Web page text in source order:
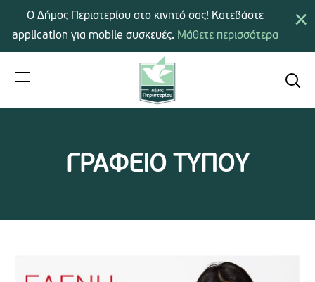
ΓΡΑΦΕΙΟ ΤΥΠΟΥ
×
Ο Δήμος Περιστερίου στο κινητό σας! Κατεβάστε
application για mobile συσκευές. Μάθετε περισσότερα